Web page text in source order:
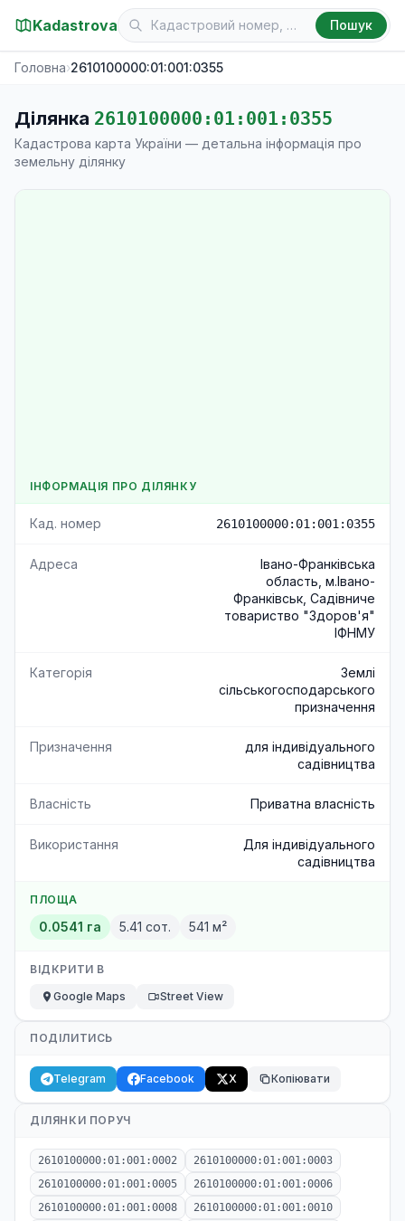
Kadastrova Пошук
Головна›2610100000:01:001:0355
Ділянка 2610100000:01:001:0355
Кадастрова карта України — детальна інформація про
земельну ділянку
ІНФОРМАЦІЯ ПРО ДІЛЯНКУ
Кад. номер 2610100000:01:001:0355
Адреса
Івано-Франківська
область, м.Івано-
Франківськ, Садівниче
товариство "Здоров'я"
ІФНМУ
Категорія
Землі
сільськогосподарського
призначення
Призначення
для індивідуального
садівництва
Власність Приватна власність
Використання
Для індивідуального
садівництва
ПЛОЩА
0.0541 га 5.41 сот. 541 м²
ВІДКРИТИ В
Google Maps
Street View
ПОДІЛИТИСЬ
Telegram Facebook X Копіювати
ДІЛЯНКИ ПОРУЧ
2610100000:01:001:0002
2610100000:01:001:0003
2610100000:01:001:0005
2610100000:01:001:0006
2610100000:01:001:0008
2610100000:01:001:0010